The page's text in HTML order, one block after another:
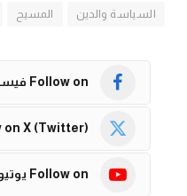
السياسة والدين المسيح
Follow on فيسبوك
on X (Twitter)
Follow on يوتيوب